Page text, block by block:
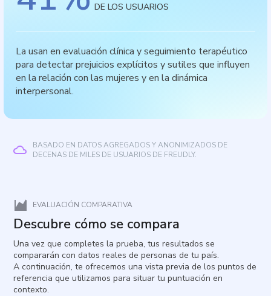
DE LOS USUARIOS
La usan en evaluación clínica y seguimiento terapéutico
para detectar prejuicios explícitos y sutiles que influyen
en la relación con las mujeres y en la dinámica
interpersonal.
BASADO EN DATOS AGREGADOS Y ANONIMIZADOS DE
DECENAS DE MILES DE USUARIOS DE FREUDLY.
EVALUACIÓN COMPARATIVA
Descubre cómo se compara
Una vez que completes la prueba, tus resultados se
compararán con datos reales de personas de tu país.
A continuación, te ofrecemos una vista previa de los puntos de
referencia que utilizamos para situar tu puntuación en
contexto.